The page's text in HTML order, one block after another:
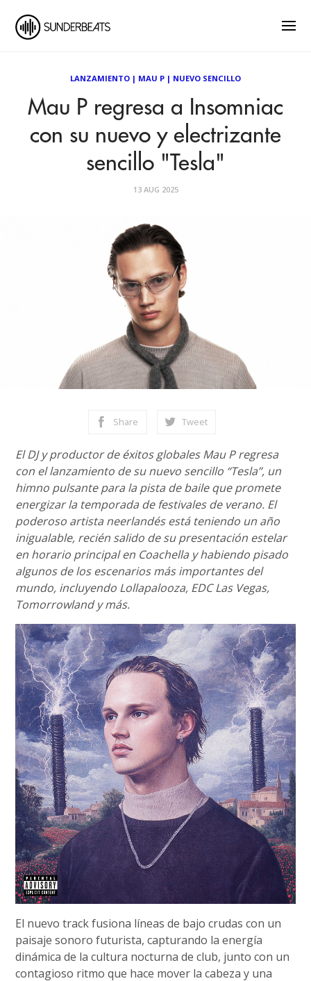
LANZAMIENTO | MAU P | NUEVO SENCILLO
Mau P regresa a Insomniac
con su nuevo y electrizante
sencillo "Tesla"
13 AUG 2025
Share Tweet
El DJ y productor de éxitos globales Mau P regresa
con el lanzamiento de su nuevo sencillo “Tesla”, un
himno pulsante para la pista de baile que promete
energizar la temporada de festivales de verano. El
poderoso artista neerlandés está teniendo un año
inigualable, recién salido de su presentación estelar
en horario principal en Coachella y habiendo pisado
algunos de los escenarios más importantes del
mundo, incluyendo Lollapalooza, EDC Las Vegas,
Tomorrowland y más.
El nuevo track fusiona líneas de bajo crudas con un
paisaje sonoro futurista, capturando la energía
dinámica de la cultura nocturna de club, junto con un
contagioso ritmo que hace mover la cabeza y una